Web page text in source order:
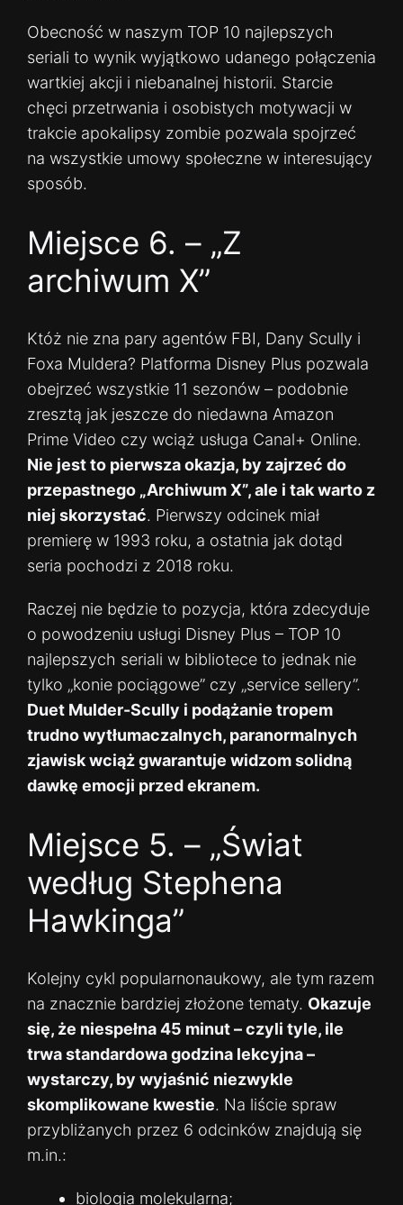
Obecność w naszym TOP 10 najlepszych
seriali to wynik wyjątkowo udanego połączenia
wartkiej akcji i niebanalnej historii. Starcie
chęci przetrwania i osobistych motywacji w
trakcie apokalipsy zombie pozwala spojrzeć
na wszystkie umowy społeczne w interesujący
sposób.
Miejsce 6. – „Z
archiwum X”
Któż nie zna pary agentów FBI, Dany Scully i
Foxa Muldera? Platforma Disney Plus pozwala
obejrzeć wszystkie 11 sezonów – podobnie
zresztą jak jeszcze do niedawna Amazon
Prime Video czy wciąż usługa Canal+ Online.
Nie jest to pierwsza okazja, by zajrzeć do
przepastnego „Archiwum X”, ale i tak warto z
niej skorzystać. Pierwszy odcinek miał
premierę w 1993 roku, a ostatnia jak dotąd
seria pochodzi z 2018 roku.
Raczej nie będzie to pozycja, która zdecyduje
o powodzeniu usługi Disney Plus – TOP 10
najlepszych seriali w bibliotece to jednak nie
tylko „konie pociągowe” czy „service sellery”.
Duet Mulder-Scully i podążanie tropem
trudno wytłumaczalnych, paranormalnych
zjawisk wciąż gwarantuje widzom solidną
dawkę emocji przed ekranem.
Miejsce 5. – „Świat
według Stephena
Hawkinga”
Kolejny cykl popularnonaukowy, ale tym razem
na znacznie bardziej złożone tematy. Okazuje
się, że niespełna 45 minut – czyli tyle, ile
trwa standardowa godzina lekcyjna –
wystarczy, by wyjaśnić niezwykle
skomplikowane kwestie. Na liście spraw
przybliżanych przez 6 odcinków znajdują się
m.in.:
biologia molekularna;